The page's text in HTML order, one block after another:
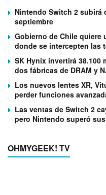
Nintendo Switch 2 subirá
septiembre
Gobierno de Chile quiere
donde se intercepten las
SK Hynix invertirá 38.100
dos fábricas de DRAM y
Los nuevos lentes XR,
perder funciones
Las ventas de Switch 2
pero Nintendo superó
OHMYGEEK! TV